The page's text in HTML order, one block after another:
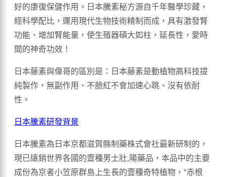
好的康復保健作用。日本騰素秘方源自千年醫學珍藏，
經科學配比，運用現代生物技術精制而成，具有激發腎
功能、增加腎能量，使生殖器碩大如柱，延長性，愛時
間的神奇功效！
日本藤素與偉哥的區別是：日本藤素是動植物高科技提
純製作，無副作用、不臉紅不會加速心跳、沒有依耐
性。
日本騰素研發背景
日本騰素為日本京都滋賀縣制藥株式會社最新研制的，
現已遠銷世界各國的壹種男士壯,陽藥品，本品中的主要
成份為京者小笠原群島上生長的壹種奇特植物，“赤根